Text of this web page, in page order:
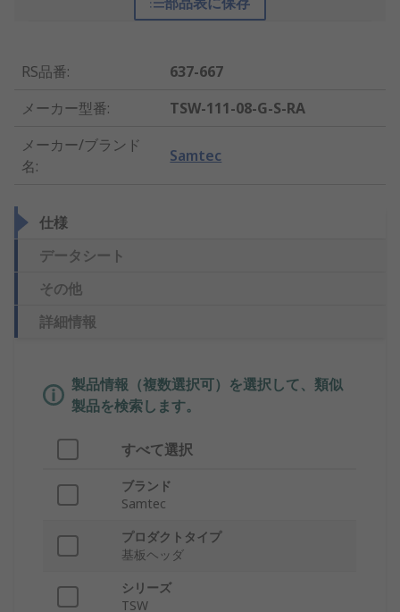
RS品番:
637-667
メーカー型番:
TSW-111-08-G-S-RA
メーカー/ブランド
名:
Samtec
仕様
データシート
その他
詳細情報
製品情報（複数選択可）を選択して、類似
製品を検索します。
すべて選択
ブランド
Samtec
プロダクトタイプ
基板ヘッダ
シリーズ
TSW